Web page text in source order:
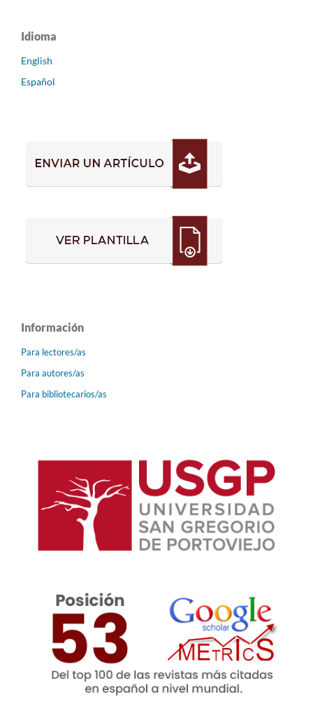
Idioma
English
Español
Información
Para lectores/as
Para autores/as
Para bibliotecarios/as